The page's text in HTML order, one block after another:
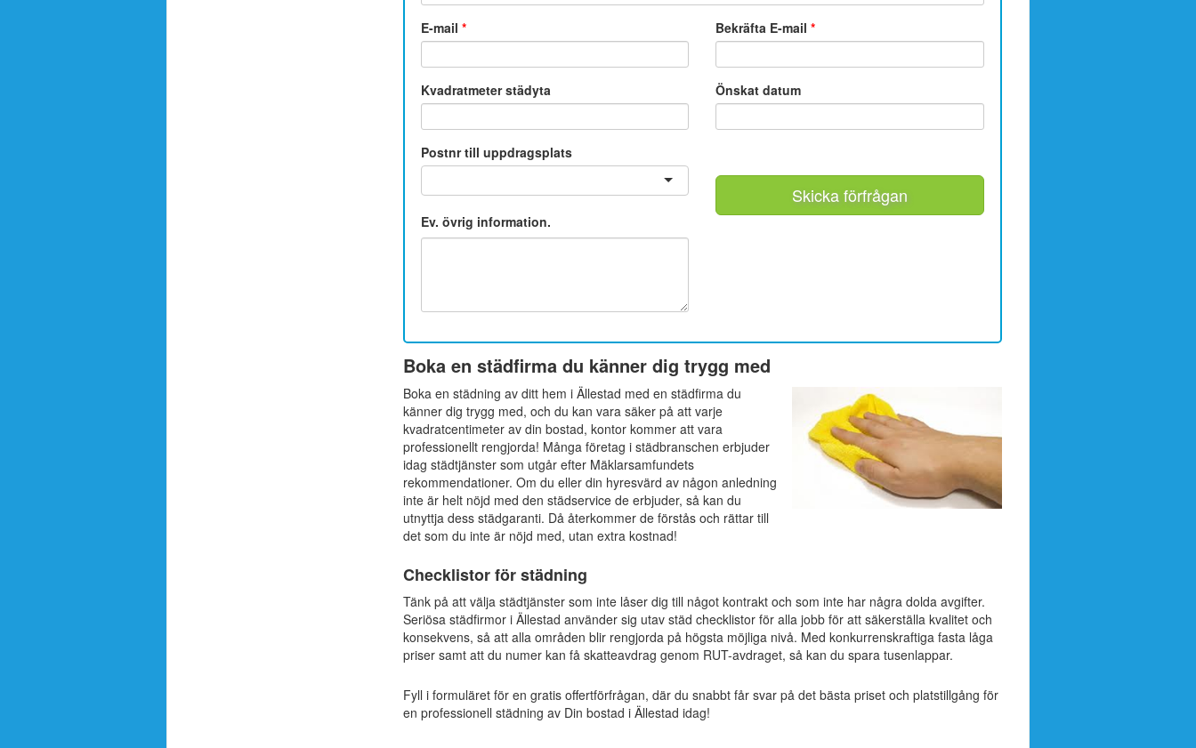
E-mail * Bekräfta E-mail*
Kvadratmeter städyta Önskat datum
Postnr till uppdragsplats
Ev. övrig information.
Skicka förfrågan
Boka en städfirma du känner dig trygg med
Boka en städning av ditt hem i Ällestad med en städfirma du
känner dig trygg med, och du kan vara säker på att varje
kvadratcentimeter av din bostad, kontor kommer att vara
professionellt rengjorda! Många företag i städbranschen erbjuder
idag städtjänster som utgår efter Mäklarsamfundets
rekommendationer. Om du eller din hyresvärd av någon anledning
inte är helt nöjd med den städservice de erbjuder, så kan du
utnyttja dess städgaranti. Då återkommer de förstås och rättar till
det som du inte är nöjd med, utan extra kostnad!
Checklistor för städning
Tänk på att välja städtjänster som inte låser dig till något kontrakt och som inte har några dolda avgifter.
Seriösa städfirmor i Ällestad använder sig utav städ checklistor för alla jobb för att säkerställa kvalitet och
konsekvens, så att alla områden blir rengjorda på högsta möjliga nivå. Med konkurrenskraftiga fasta låga
priser samt att du numer kan få skatteavdrag genom RUT-avdraget, så kan du spara tusenlappar.
Fyll i formuläret för en gratis offertförfrågan, där du snabbt får svar på det bästa priset och platstillgång för
en professionell städning av Din bostad i Ällestad idag!